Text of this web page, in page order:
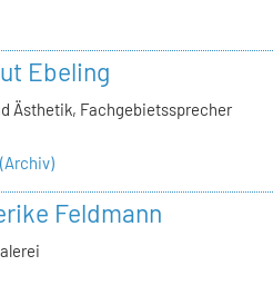
Ebeling
Ästhetik, Fachgebietssprecher
Feldmann